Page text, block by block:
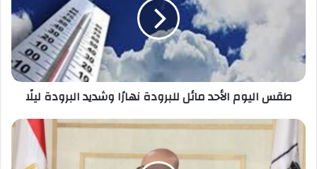
وشديد
البرودة
ليلًا
طقس اليوم الأحد مائل للبرودة نهارًا وشديد البرودة ليلًا
محافظ
بني
سويف